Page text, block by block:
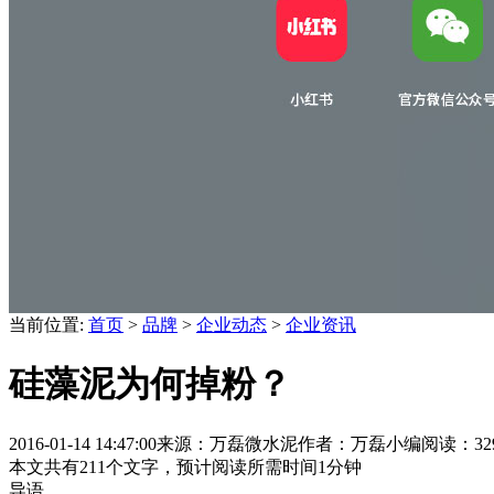
当前位置: 首页 > 品牌 > 企业动态 > 企业资讯
硅藻泥为何掉粉？
2016-01-14 14:47:00来源：万磊微水泥作者：万磊小编阅读：
本文共有211个文字，预计阅读所需时间1分钟
导语